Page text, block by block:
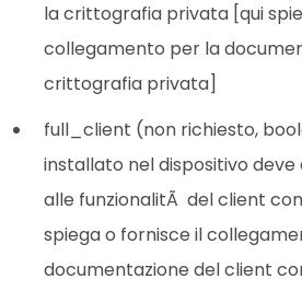
la crittografia privata [qui
collegamento per la
crittografia privata]
full_client (non richiesto,
installato nel dispositivo
alle funzionalitÃ del client
spiega o fornisce il
documentazione del client